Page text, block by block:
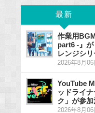
最新
作業用
part6 -』
レンジシ
2026年8月
YouTube
ッドライ
ク」が参加
2026年8月